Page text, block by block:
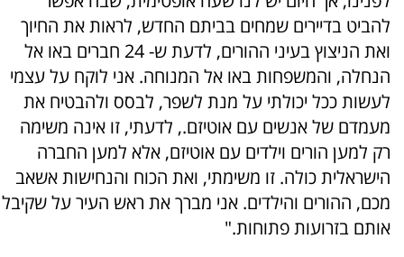
להביט בדיירים שמחים בביתם החדש, לראות את החיוך
ואת הניצוץ בעיני ההורים, לדעת ש- 24 חברים באו אל
הנחלה, והמשפחות באו אל המנוחה. אני לוקח על עצמי
לעשות ככל יכולתי על מנת לשפר, לבסס ולהבטיח את
מעמדם של אנשים עם אוטיזם., לדעתי, זו אינה משימה
רק למען הורים וילדים עם אוטיזם, אלא למען החברה
הישראלית כולה. זו משימתי, ואת הכוח והנחישות אשאב
מכם, ההורים והילדים. אני מברך את ראש העיר על שקיבל
אותם בזרועות פתוחות."